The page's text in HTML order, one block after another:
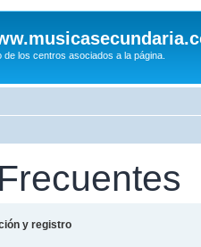
de los centros asociados a la página.
y registro